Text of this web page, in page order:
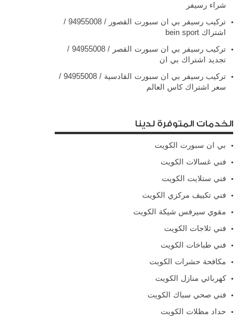
شراء رسيفر
تركيب رسيفر بي ان سبورت القصور / 94955008 /
اشتراك bein sport
تركيب رسيفر بي ان سبورت القصر / 94955008 /
تجديد اشتراك بي ان
تركيب رسيفر بي ان سبورت القادسية / 94955008 /
سعر اشتراك كاس العالم
الخدمات المتوفرة لدينا
بي ان سبورت الكويت
فني غسالات الكويت
فني ستلايت الكويت
فني تكييف مركزي الكويت
مقوي سيرفس شيكة الكويت
فني ثلاجات الكويت
فني طباخات الكويت
مكافحة حشرات الكويت
كهربائي منازل الكويت
فني صحي سباك الكويت
حداد مظلات الكويت